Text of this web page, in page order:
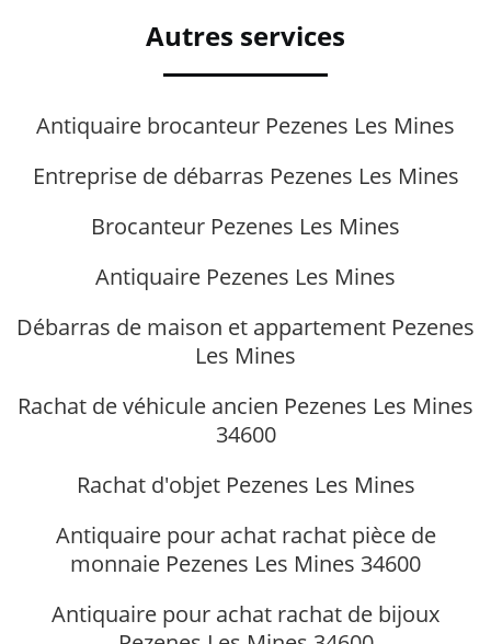
Autres services
Antiquaire brocanteur Pezenes Les Mines
Entreprise de débarras Pezenes Les Mines
Brocanteur Pezenes Les Mines
Antiquaire Pezenes Les Mines
Débarras de maison et appartement Pezenes
Les Mines
Rachat de véhicule ancien Pezenes Les Mines
34600
Rachat d'objet Pezenes Les Mines
Antiquaire pour achat rachat pièce de
monnaie Pezenes Les Mines 34600
Antiquaire pour achat rachat de bijoux